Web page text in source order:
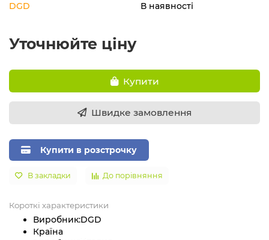
DGD В наявності
Уточнюйте ціну
Купити
Швидке замовлення
Купити в розстрочку
В закладки До порівняння
Короткі характеристики
Виробник:DGD
Країна